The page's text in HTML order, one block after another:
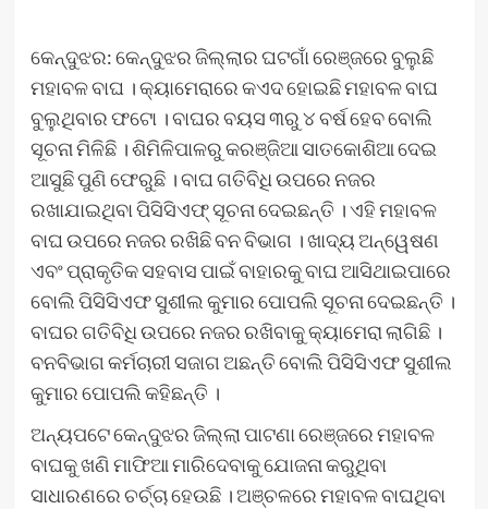
କେନ୍ଦୁଝର: କେନ୍ଦୁଝର ଜିଲ୍ଲାର ଘଟଗାଁ ରେଞ୍ଜରେ ବୁଲୁଛି
ମହାବଳ ବାଘ । କ୍ୟାମେରାରେ କଏଦ ହୋଇଛି ମହାବଳ ବାଘ
ବୁଲୁଥିବାର ଫଟୋ । ବାଘର ବୟସ ୩ରୁ ୪ ବର୍ଷ ହେବ ବୋଲି
ସୂଚନା ମିଳିଛି । ଶିମିଳିପାଳରୁ କରଞ୍ଜିଆ ସାତକୋଶିଆ ଦେଇ
ଆସୁଛି ପୁଣି ଫେରୁଛି । ବାଘ ଗତିବିଧି ଉପରେ ନଜର
ରଖାଯାଇଥିବା ପିସିସିଏଫ୍ ସୂଚନା ଦେଇଛନ୍ତି । ଏହି ମହାବଳ
ବାଘ ଉପରେ ନଜର ରଖିଛି ବନ ବିଭାଗ । ଖାଦ୍ୟ ଅନ୍ୱେଷଣ
ଏବଂ ପ୍ରାକୃତିକ ସହବାସ ପାଇଁ ବାହାରକୁ ବାଘ ଆସିଥାଇପାରେ
ବୋଲି ପିସିସିଏଫ ସୁଶୀଲ କୁମାର ପୋପଲି ସୂଚନା ଦେଇଛନ୍ତି ।
ବାଘର ଗତିବିଧି ଉପରେ ନଜର ରଖିବାକୁ କ୍ୟାମେରା ଲାଗିଛି ।
ବନବିଭାଗ କର୍ମଚାରୀ ସଜାଗ ଅଛନ୍ତି ବୋଲି ପିସିସିଏଫ ସୁଶୀଲ
କୁମାର ପୋପଲି କହିଛନ୍ତି ।
ଅନ୍ୟପଟେ କେନ୍ଦୁଝର ଜିଲ୍ଲା ପାଟଣା ରେଞ୍ଜରେ ମହାବଳ
ବାଘକୁ ଖଣି ମାଫିଆ ମାରିଦେବାକୁ ଯୋଜନା କରୁଥିବା
ସାଧାରଣରେ ଚର୍ଚ୍ଚା ହେଉଛି । ଅଞ୍ଚଳରେ ମହାବଳ ବାଘଥିବା